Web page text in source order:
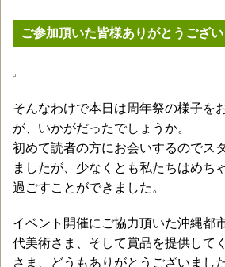
ご参加頂いた皆様ありがとうござ
そんなわけで本日は周年祭の様子を
が、いかがだったでしょうか。
初めて読者の方にお会いするのでス
ましたが、少なくとも私たちはめち
過ごすことができました。
イベント開催にご協力頂いた沖縄都
代美術さま、そして賞品を提供して
さま、どうもありがとうございまし